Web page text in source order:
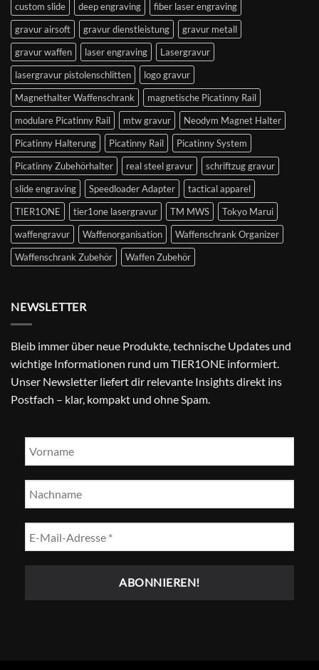
custom slide
deep engraving
fiber laser engraving
gravur airsoft
gravur dienstleistung
gravur metall
gravur waffen
laser engraving
Lasergravur
lasergravur pistolenschlitten
logo gravur
Magnethalter Waffenschrank
magnetische Picatinny Rail
modulare Picatinny Rail
mtw gravur
Neodym Magnet Halter
Picatinny Halterung
Picatinny Rail
Picatinny System
Picatinny Zubehörhalter
real steel gravur
schriftzug gravur
slide engraving
Speedloader Adapter
tactical apparel
TIER1ONE
tier1one lasergravur TM MWS
Tokyo Marui
waffengravur
Waffenorganisation
Waffenschrank Organizer
Waffenschrank Zubehör
Waffen Zubehör
NEWSLETTER
Bleib immer über neue Produkte, technische Updates und
wichtige Informationen rund um TIER1ONE informiert.
Unser Newsletter liefert dir relevante Insights direkt ins
Postfach – klar, kompakt und ohne Spam.